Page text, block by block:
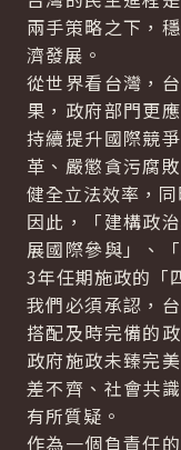
兩手策略之下，
濟發展。
從世界看台灣，
果，政府部門更
持續提升國際競
革、嚴懲貪污腐
健全立法效率，
因此，「建構政
展國際參與」、
3年任期施政的「
我們必須承認，
搭配及時完備的
政府施政未臻完
差不齊、社會共
有所質疑。
作為一個負責任